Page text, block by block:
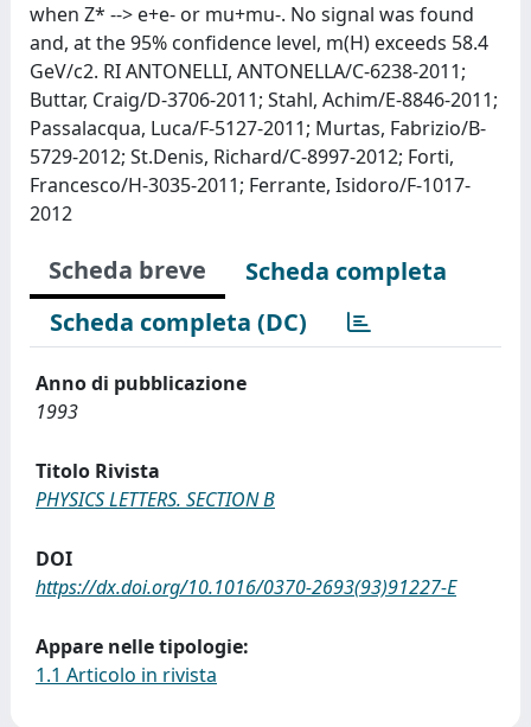
when Z* --> e+e- or mu+mu-. No signal was found
and, at the 95% confidence level, m(H) exceeds 58.4
GeV/c2. RI ANTONELLI, ANTONELLA/C-6238-2011;
Buttar, Craig/D-3706-2011; Stahl, Achim/E-8846-2011;
Passalacqua, Luca/F-5127-2011; Murtas, Fabrizio/B-
5729-2012; St.Denis, Richard/C-8997-2012; Forti,
Francesco/H-3035-2011; Ferrante, Isidoro/F-1017-
2012
Scheda breve
Scheda completa
Scheda completa (DC)
Anno di pubblicazione
1993
Titolo Rivista
PHYSICS LETTERS. SECTION B
DOI
https://dx.doi.org/10.1016/0370-2693(93)91227-E
Appare nelle tipologie:
1.1 Articolo in rivista